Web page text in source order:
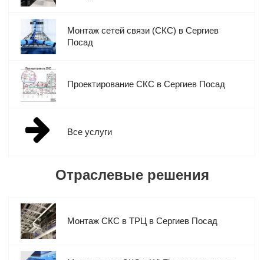
Монтаж сетей связи (СКС) в Сергиев
Посад
Проектирование СКС в Сергиев Посад
Все услуги
Отраслевые решения
Монтаж СКС в ТРЦ в Сергиев Посад